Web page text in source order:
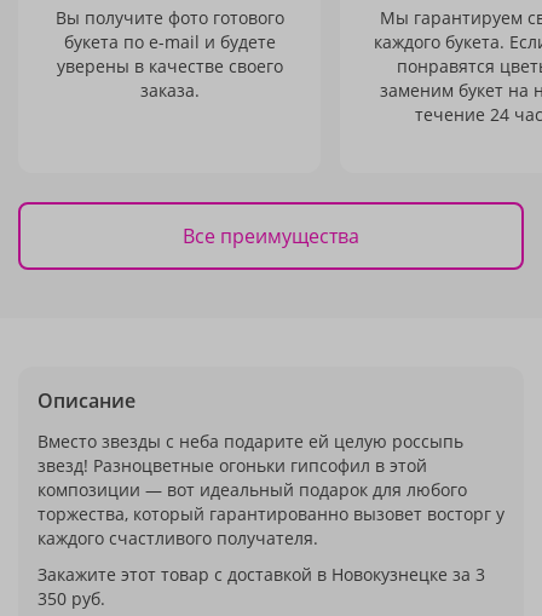
Вы получите фото готового
букета по e-mail и будете
уверены в качестве своего
заказа.
Мы гарантируем
каждого букета.
понравятся
заменим букет на
течение 24
Все преимущества
Описание
Вместо звезды с неба подарите ей целую россыпь
звезд! Разноцветные огоньки гипсофил в этой
композиции — вот идеальный подарок для любого
торжества, который гарантированно вызовет восторг у
каждого счастливого получателя.
Закажите этот товар с доставкой в Новокузнецке за 3
350 руб.